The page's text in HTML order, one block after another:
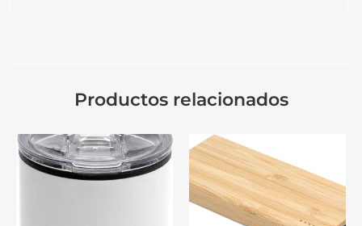
Productos relacionados